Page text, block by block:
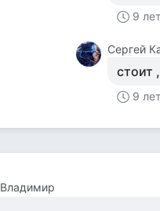
9 лет
Сергей
стоит
9 лет
Владимир